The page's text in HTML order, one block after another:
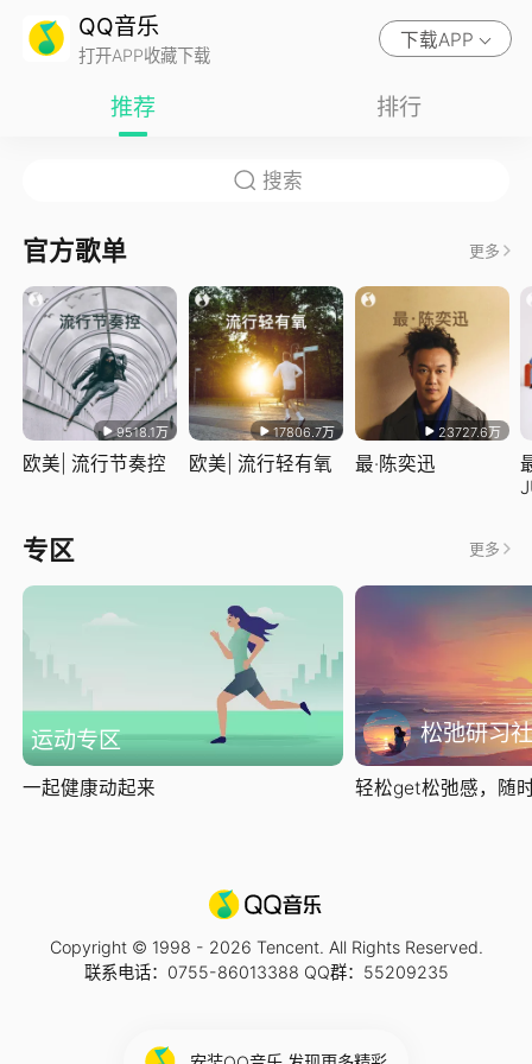
QQ音乐
打开APP收藏下载
下载APP
推荐 排行
官方歌单 更多
9518.1万
欧美| 流行节奏控
17806.7万
欧美| 流行轻有氧
23727.6万
最·陈奕迅
专区 更多
运动专区
一起健康动起来
松弛研习社
轻松get松弛感，随
Copyright © 1998 - 2026 Tencent. All Rights Reserved.
联系电话：0755-86013388 QQ群：55209235